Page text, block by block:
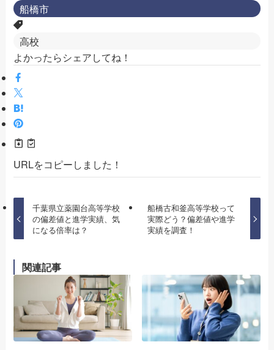
船橋市
高校
よかったらシェアしてね！
URLをコピーしました！
千葉県立薬園台高等学校
の偏差値と進学実績、気
になる倍率は？
船橋古和釜高等学校って
実際どう？偏差値や進学
実績を調査！
関連記事